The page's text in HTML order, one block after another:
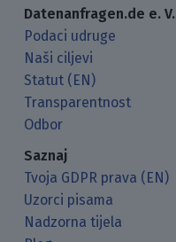
Datenanfragen.de e. V.
Podaci udruge
Naši ciljevi
Statut (EN)
Transparentnost
Odbor
Saznaj
Tvoja GDPR prava (EN)
Uzorci pisama
Nadzorna tijela